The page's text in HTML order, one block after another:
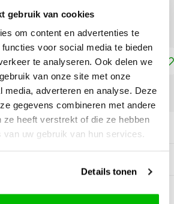
gebruik van cookies
om content en advertenties te
voor social media te bieden
te analyseren. Ook delen we
van onze site met onze
media, adverteren en analyse. Deze
gegevens combineren met andere
ze heeft verstrekt of die ze hebben
uw gebruik van hun services.
Details tonen
Lees meer
aan winkelwagen